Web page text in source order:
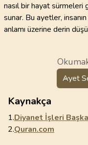
nasıl bir hayat
sunar. Bu ayetler,
anlamı üzerine derin
Ayet
Kaynakça
1.Diyanet İşleri
2.Quran.com